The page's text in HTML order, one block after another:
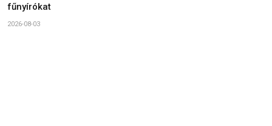
fűnyírókat
2026-08-03